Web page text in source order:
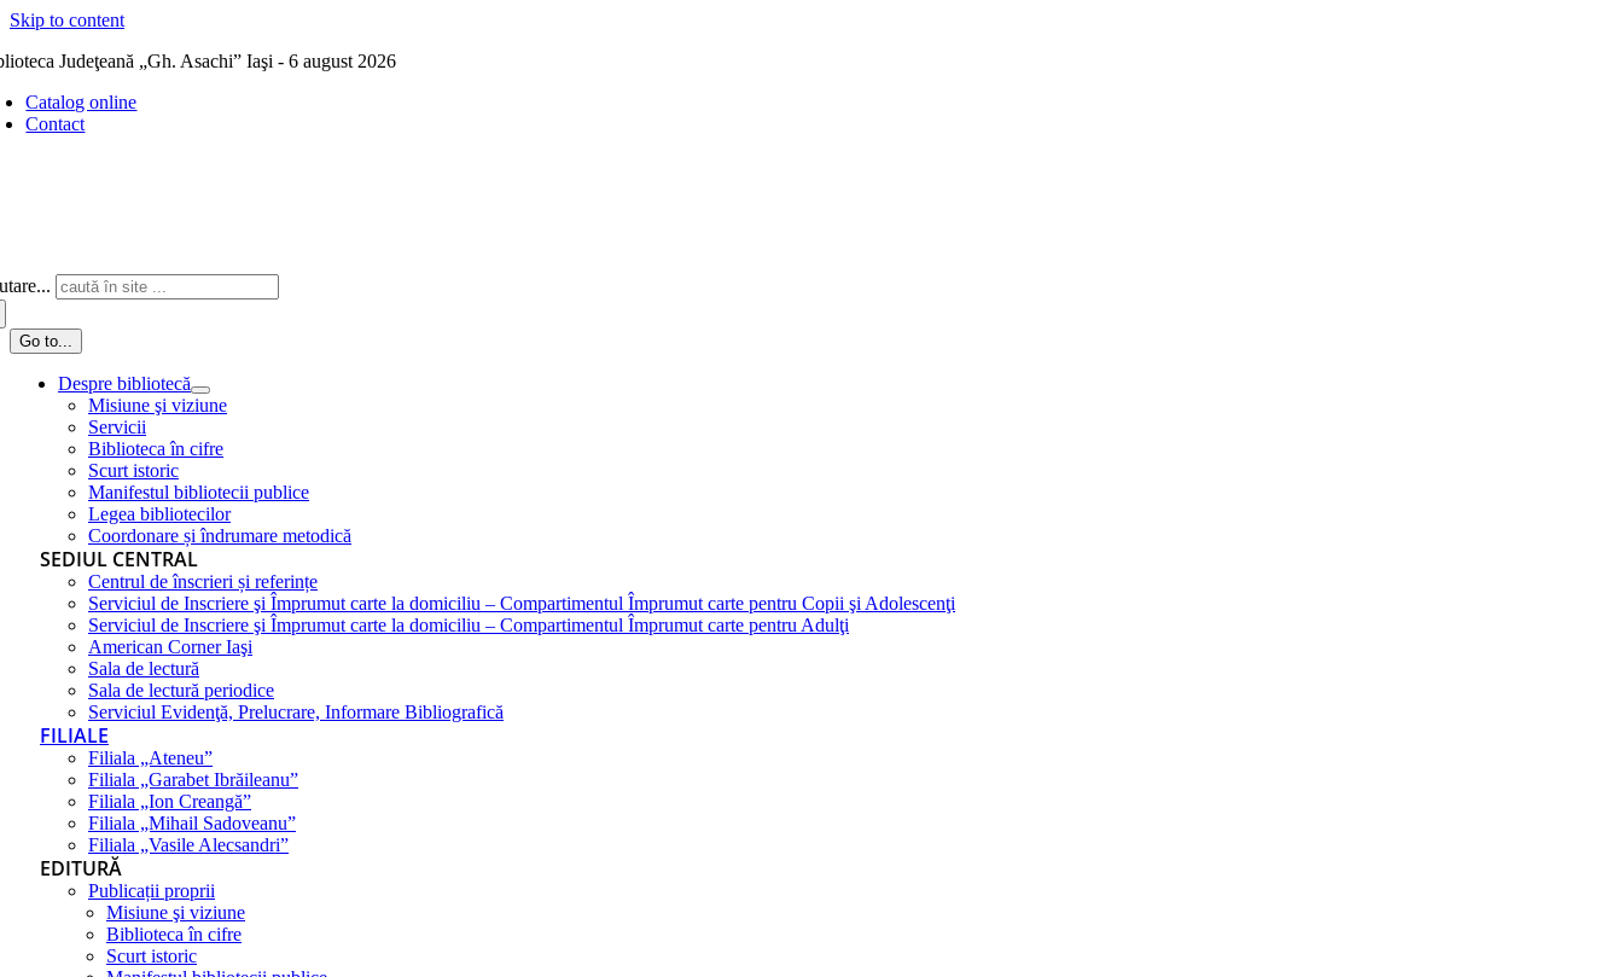
Skip to content
Judeţeană „Gh. Asachi” Iaşi - 6 august 2026
Catalog online
Contact
Go to...
Despre bibliotecă
Misiune şi viziune
Servicii
Biblioteca în cifre
Scurt istoric
Manifestul bibliotecii publice
Legea bibliotecilor
Coordonare și îndrumare metodică
SEDIUL CENTRAL
Centrul de înscrieri și referințe
Serviciul de Inscriere şi Împrumut carte la domiciliu – Compartimentul Împrumut carte pentru Copii şi Adolescenţi
Serviciul de Inscriere şi Împrumut carte la domiciliu – Compartimentul Împrumut carte pentru Adulţi
American Corner Iaşi
Sala de lectură
Sala de lectură periodice
Serviciul Evidenţă, Prelucrare, Informare Bibliografică
FILIALE
Filiala „Ateneu”
Filiala „Garabet Ibrăileanu”
Filiala „Ion Creangă”
Filiala „Mihail Sadoveanu”
Filiala „Vasile Alecsandri”
EDITURĂ
Publicații proprii
Misiune şi viziune
Biblioteca în cifre
Scurt istoric